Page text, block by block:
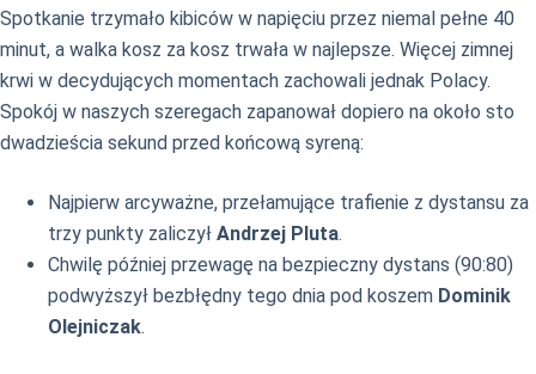
Spotkanie trzymało kibiców w napięciu przez niemal pełne 40
minut, a walka kosz za kosz trwała w najlepsze. Więcej zimnej
krwi w decydujących momentach zachowali jednak Polacy.
Spokój w naszych szeregach zapanował dopiero na około sto
dwadzieścia sekund przed końcową syreną:
Najpierw arcyważne, przełamujące trafienie z dystansu za
trzy punkty zaliczył Andrzej Pluta.
Chwilę później przewagę na bezpieczny dystans (90:80)
podwyższył bezbłędny tego dnia pod koszem Dominik
Olejniczak.